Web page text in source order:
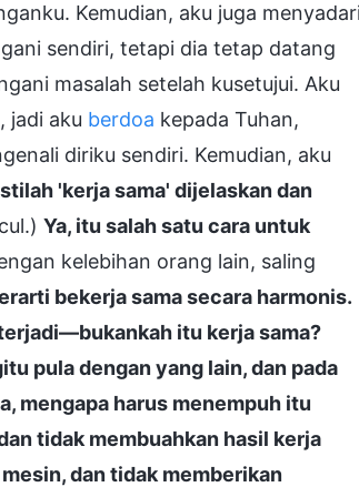
Kemudian, aku juga
sendiri, tetapi dia tetap datang
masalah setelah kusetujui. Aku
jadi aku berdoa kepada Tuhan,
diriku sendiri. Kemudian, aku
'kerja sama' dijelaskan dan
Ya, itu salah satu cara untuk
kelebihan orang lain, saling
bekerja sama secara harmonis.
itu kerja sama?
pula dengan yang lain, dan pada
mengapa harus menempuh itu
tidak membuahkan hasil kerja
dan tidak memberikan